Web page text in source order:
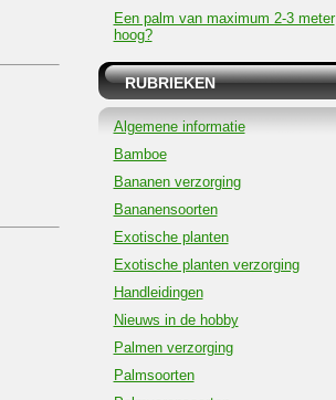
Een palm van maximum 2-3 meter
hoog?
RUBRIEKEN
Algemene informatie
Bamboe
Bananen verzorging
Bananensoorten
Exotische planten
Exotische planten verzorging
Handleidingen
Nieuws in de hobby
Palmen verzorging
Palmsoorten